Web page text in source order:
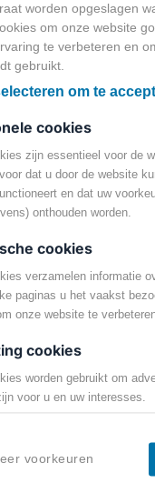
worden opgeslagen
om onze website
te verbeteren en
gebruikt.
om te
cookies
zijn essentieel voor de
dat u door de website
en dat uw
onthouden worden.
cookies
verzamelen informatie
paginas u het vaakst
onze website te
cookies
worden gebruikt om
voor u en uw interesses.
gedurende
van het type
voorkeuren